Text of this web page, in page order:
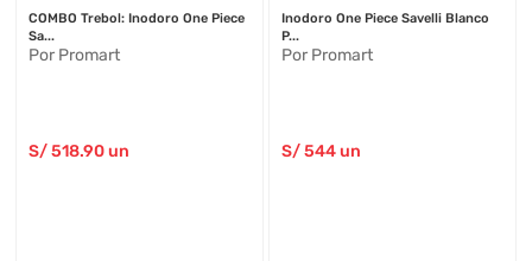
COMBO Trebol: Inodoro One Piece
Sa...
Por Promart
S/518.90 un
Inodoro One Piece Savelli Blanco
P...
Por Promart
S/544un